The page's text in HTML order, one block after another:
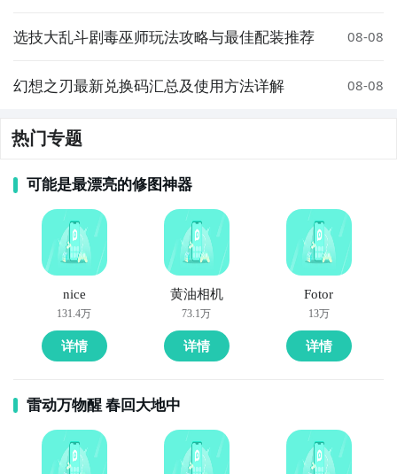
选技大乱斗剧毒巫师玩法攻略与最佳配装推荐 08-08
幻想之刃最新兑换码汇总及使用方法详解 08-08
热门专题
可能是最漂亮的修图神器
nice
131.4万
详情
黄油相机
73.1万
详情
Fotor
13万
详情
雷动万物醒 春回大地中